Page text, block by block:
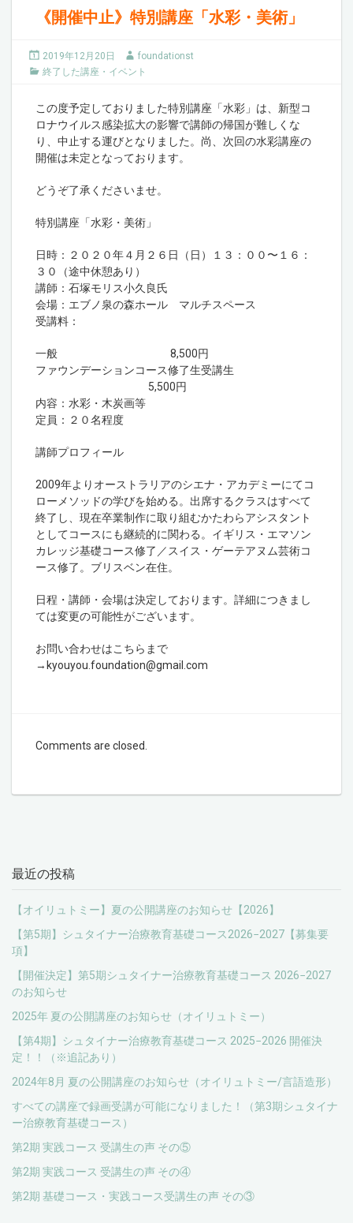
《開催中止》特別講座「水彩・美術」
2019年12月20日
foundationst
終了した講座・イベント
この度予定しておりました特別講座「水彩」は、新型コ
ロナウイルス感染拡大の影響で講師の帰国が難しくな
り、中止する運びとなりました。尚、次回の水彩講座の
開催は未定となっております。
どうぞ了承くださいませ。
特別講座「水彩・美術」
日時：２０２０年４月２６日（日）１３：００〜１６：
３０（途中休憩あり）
講師：石塚モリス小久良氏
会場：エブノ泉の森ホール マルチスペース
受講料：
一般 8,500円
ファウンデーションコース修了生受講生
5,500円
内容：水彩・木炭画等
定員：２０名程度
講師プロフィール
2009年よりオーストラリアのシエナ・アカデミーにてコ
ローメソッドの学びを始める。出席するクラスはすべて
終了し、現在卒業制作に取り組むかたわらアシスタント
としてコースにも継続的に関わる。イギリス・エマソン
カレッジ基礎コース修了／スイス・ゲーテアヌム芸術コ
ース修了。ブリスベン在住。
日程・講師・会場は決定しております。詳細につきまし
ては変更の可能性がございます。
お問い合わせはこちらまで
→kyouyou.foundation@gmail.com
Comments are closed.
最近の投稿
【オイリュトミー】夏の公開講座のお知らせ【2026】
【第5期】シュタイナー治療教育基礎コース2026−2027【募集要
項】
【開催決定】第5期シュタイナー治療教育基礎コース 2026−2027
のお知らせ
2025年 夏の公開講座のお知らせ（オイリュトミー）
【第4期】シュタイナー治療教育基礎コース 2025−2026 開催決
定！！（※追記あり）
2024年8月 夏の公開講座のお知らせ（オイリュトミー/言語造形）
すべての講座で録画受講が可能になりました！（第3期シュタイナ
ー治療教育基礎コース）
第2期 実践コース 受講生の声 その⑤
第2期 実践コース 受講生の声 その④
第2期 基礎コース・実践コース受講生の声 その③